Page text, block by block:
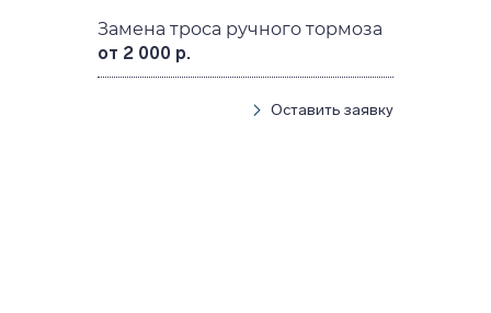
Замена троса ручного тормоза
от 2 000 р.
Оставить заявку